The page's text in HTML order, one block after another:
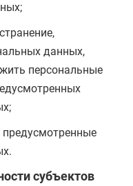
данных,
персональные
предусмотренные
субъектов